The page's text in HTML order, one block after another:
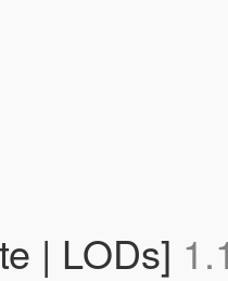
| LODs]